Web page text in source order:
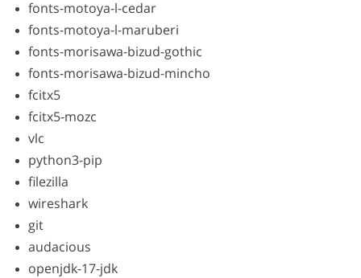
fonts-motoya-l-cedar
fonts-motoya-l-maruberi
fonts-morisawa-bizud-gothic
fonts-morisawa-bizud-mincho
fcitx5
fcitx5-mozc
vlc
python3-pip
filezilla
wireshark
git
audacious
openjdk-17-jdk